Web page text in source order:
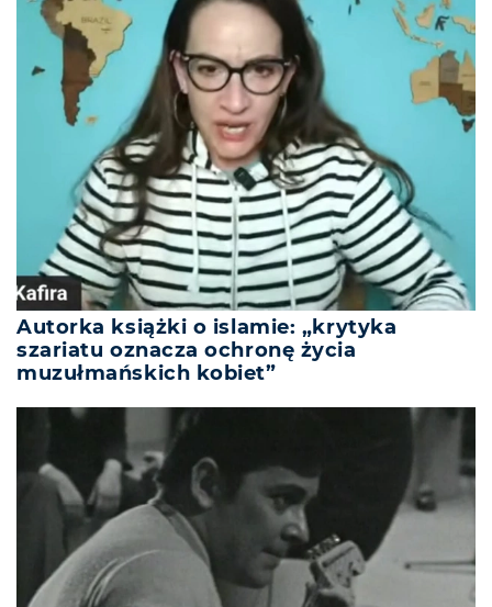
Autorka książki o islamie: „krytyka
szariatu oznacza ochronę życia
muzułmańskich kobiet”